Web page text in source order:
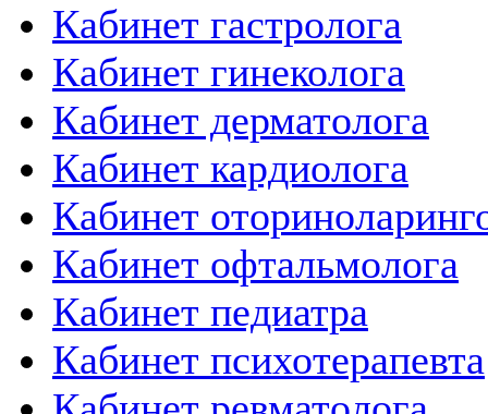
Кабинет гастролога
Кабинет гинеколога
Кабинет дерматолога
Кабинет кардиолога
Кабинет
Кабинет офтальмолога
Кабинет педиатра
Кабинет психотерапевта